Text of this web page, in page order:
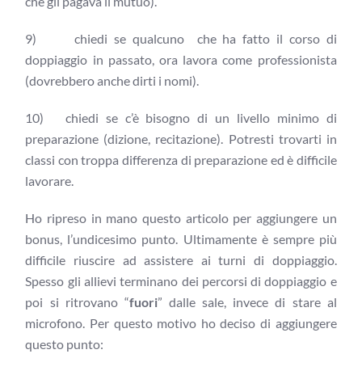
9) chiedi se qualcuno che ha fatto il corso di
doppiaggio in passato, ora lavora come professionista
(dovrebbero anche dirti i nomi).
10) chiedi se c’è bisogno di un livello minimo di
preparazione (dizione, recitazione). Potresti trovarti in
classi con troppa differenza di preparazione ed è difficile
lavorare.
Ho ripreso in mano questo articolo per aggiungere un
bonus, l’undicesimo punto. Ultimamente è sempre più
difficile riuscire ad assistere ai turni di doppiaggio.
Spesso gli allievi terminano dei percorsi di doppiaggio e
poi si ritrovano “fuori” dalle sale, invece di stare al
microfono. Per questo motivo ho deciso di aggiungere
questo punto: